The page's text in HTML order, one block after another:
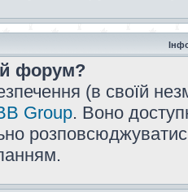
форум?
(в своїй
Group. Воно